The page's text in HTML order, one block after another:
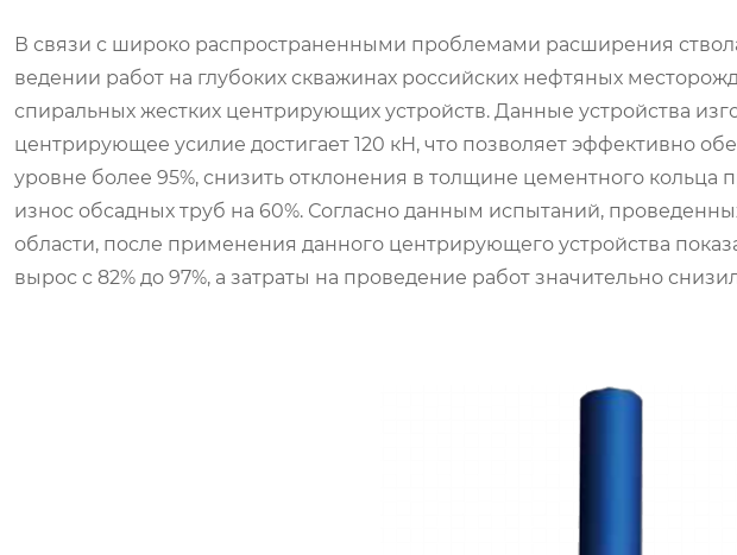
В связи с широко распространенными проблемами расширения
ведении работ на глубоких скважинах российских нефтяных
спиральных жестких центрирующих устройств. Данные устройства
центрирующее усилие достигает 120 кН, что позволяет эффективно
уровне более 95%, снизить отклонения в толщине цементного
износ обсадных труб на 60%. Согласно данным испытаний,
области, после применения данного центрирующего устройства
вырос с 82% до 97%, а затраты на проведение работ значительно